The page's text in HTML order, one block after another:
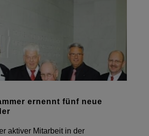
ernennt fünf neue
aktiver Mitarbeit in der